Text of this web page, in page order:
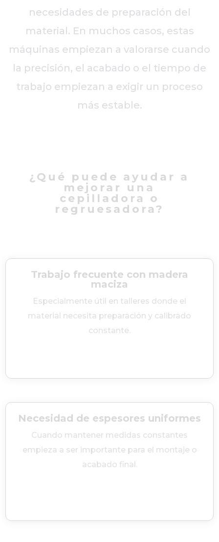
necesidades de preparación del
material. En muchos casos, estas
máquinas empiezan a valorarse cuando
la precisión, el acabado o el tiempo de
trabajo empiezan a exigir un proceso
más estable.
¿Qué puede ayudar a
mejorar una
cepilladora o
regruesadora?
Trabajo frecuente con madera
maciza
Especialmente útil en talleres donde el
material necesita preparación y calibrado
constante.
Necesidad de espesores uniformes
Cuando mantener medidas constantes
empieza a ser importante para el montaje o
acabado final.